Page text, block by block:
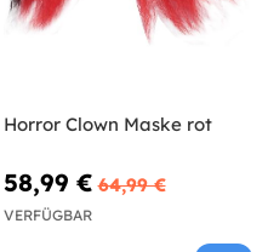
Horror Clown Maske rot
58,99 € 64,99 €
VERFÜGBAR